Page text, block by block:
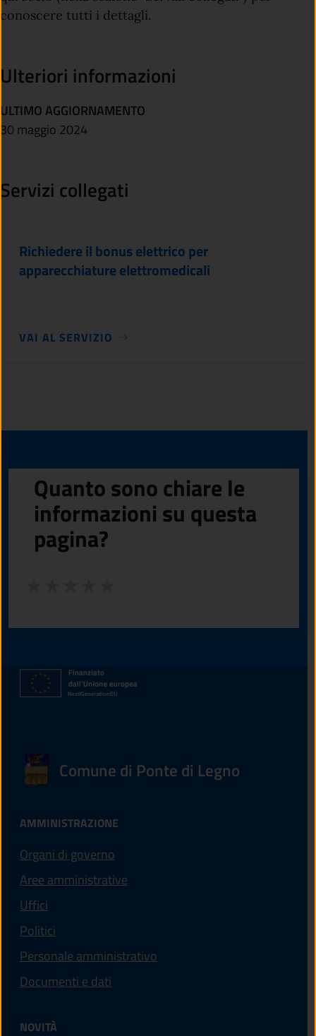
conoscere tutti i dettagli.
Ulteriori informazioni
ULTIMO AGGIORNAMENTO
30 maggio 2024
Servizi collegati
Richiedere il bonus elettrico per
apparecchiature elettromedicali
VAI AL SERVIZIO
Quanto sono chiare le
informazioni su questa
pagina?
Comune di Ponte di Legno
AMMINISTRAZIONE
Organi di governo
Aree amministrative
Uffici
Politici
Personale amministrativo
Documenti e dati
NOVITÀ